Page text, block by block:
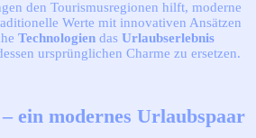
den Tourismusregionen hilft, moderne
Werte mit innovativen Ansätzen
Technologien das Urlaubserlebnis
ursprünglichen Charme zu ersetzen.
ein modernes Urlaubspaar